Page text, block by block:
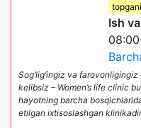
Ish
Sog‘lig‘ingiz va
kelibsiz – Women’s life clinic
hayotning barcha
etilgan ixtisoslashgan